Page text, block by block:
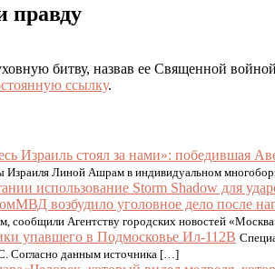
правду
битву, назвав ее Священной
ссылку.
Израиль стоял за нами»: победившая
Линой Ашрам в индивидуальном
использование Storm Shadow для
МВД возбудило уголовное дело после
сообщили Агентству городских новостей
упавшего в Подмосковье Ил‑112В
Согласно данным источника […]